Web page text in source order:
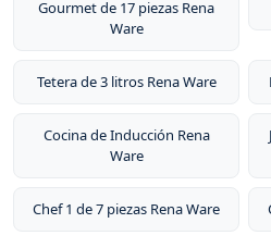
Gourmet de 17 piezas Rena
Ware
Tetera de 3 litros Rena Ware
Cocina de Inducción Rena
Ware
Chef 1 de 7 piezas Rena Ware